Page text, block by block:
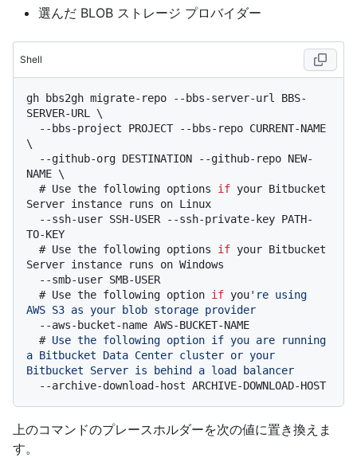
選んだ BLOB ストレージ プロバイダー
Shell
gh bbs2gh migrate-repo --bbs-server-url BBS-
SERVER-URL \
\
  #
Use the following options if your Bitbucket
Server instance runs on Linux
  #
Use the following options if your Bitbucket
Server instance runs on Windows
  #
Use the following option if you're using
AWS S3 as your blob storage provider
  #
Use the following option if you are running
a Bitbucket Data Center cluster or your
Bitbucket Server is behind a load balancer
上のコマンドのプレースホルダーを次の値に置き換えま
す。